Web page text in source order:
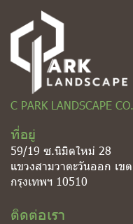
C PARK LANDSCAPE
ที่อยู่
59/19 ซ.นิมิตใหม่ 28
แขวงสามวาตะวันออก เข
กรุงเทพฯ 10510
ติดต่อเรา